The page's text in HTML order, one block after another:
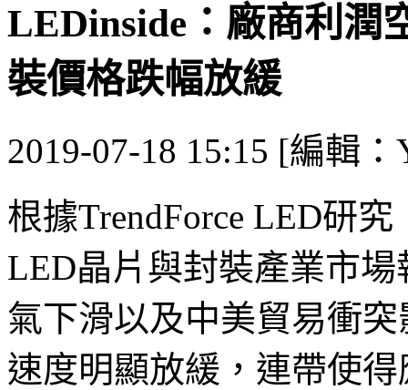
LEDinside：廠商利潤
裝價格跌幅放緩
2019-07-18 15:15 [編輯
根據TrendForce LED研
LED晶片與封裝產業市
氣下滑以及中美貿易衝
速度明顯放緩，連帶使